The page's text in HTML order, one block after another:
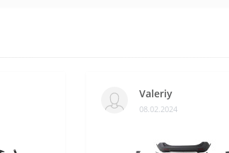
Valeriy
08.02.2024